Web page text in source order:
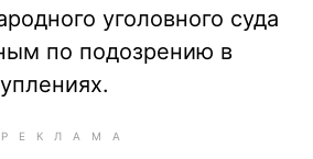
уголовного суда
по подозрению в